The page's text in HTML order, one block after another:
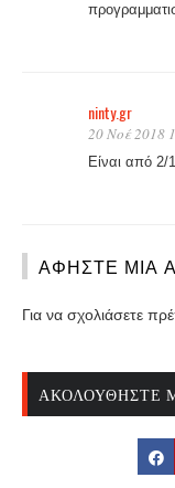
ninty.gr
20 Νοέ 2018
Είναι από 2/
ΑΦΉΣΤΕ ΜΙΑ
Για να σχολιάσετε
ΑΚΟΛΟΥΘΉΣΤΕ